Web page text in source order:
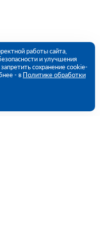
работы сайта,
и улучшения
сохранение cookie-
- в Политике обработки